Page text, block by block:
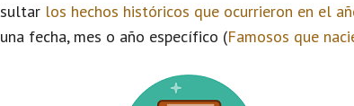
los hechos históricos que ocurrieron en el
fecha, mes o año específico (Famosos que